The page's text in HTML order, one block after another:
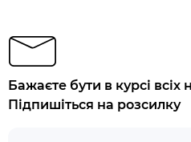
Бажаєте бути в курсі
Підпишіться на розсилку